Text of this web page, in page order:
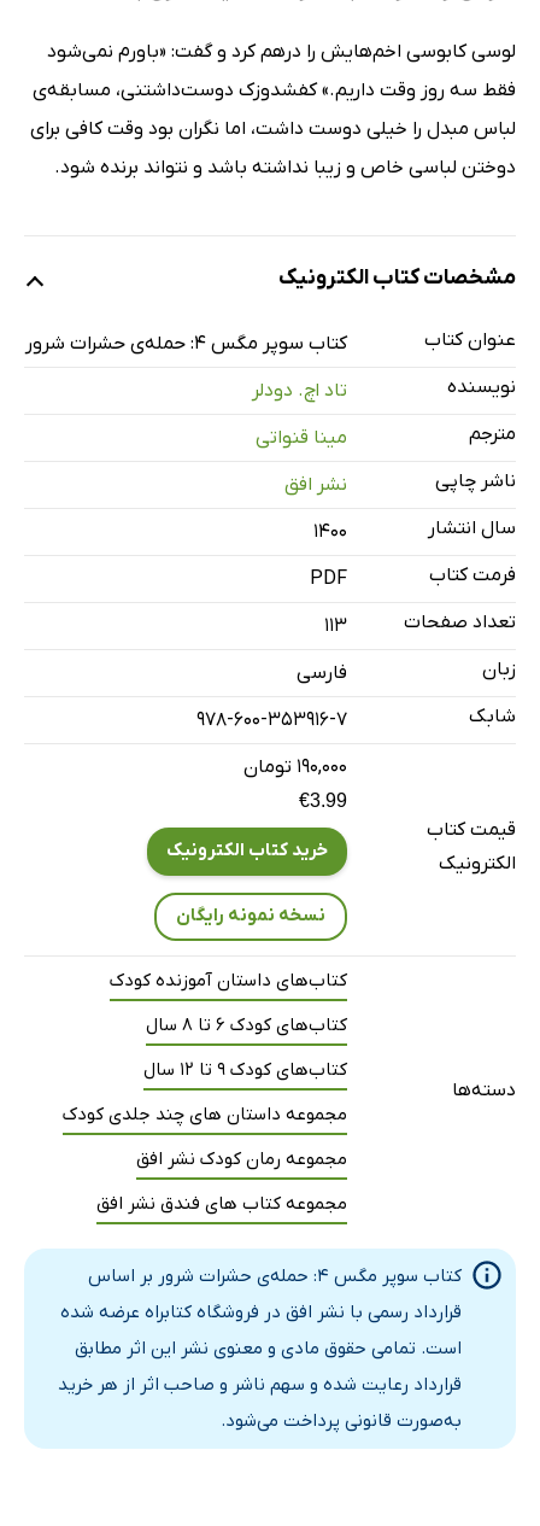
لوسی کابوسی اخم‌هایش را درهم کرد و گفت: «باورم نمی‌شود
فقط سه‌ روز وقت داریم.» کفشدوزک دوست‌داشتنی، مسابقه‌ی‌
لباس مبدل را خیلی دوست داشت، اما نگران بود وقت کافی برای
دوختن لباسی خاص و زیبا نداشته باشد و نتواند برنده شود.
مشخصات کتاب الکترونیک
عنوان کتاب
کتاب سوپر مگس 4: حمله‌ی حشرات شرور
نویسنده
تاد اچ. دودلر
مترجم
مینا قنواتی
ناشر چاپی
نشر افق
سال انتشار
۱۴۰۰
فرمت کتاب
PDF
تعداد صفحات
113
زبان
فارسی
شابک
978-600-353916-7
قیمت کتاب
الکترونیک
۱۹۰,۰۰۰ تومان
€3.99
خرید کتاب الکترونیک
نسخه نمونه رایگان
دسته‌ها
کتاب‌های داستان آموزنده کودک
کتاب‌های کودک 6 تا 8 سال
کتاب‌های کودک 9 تا 12 سال
مجموعه داستان های چند جلدی کودک
مجموعه رمان کودک نشر افق
مجموعه کتاب های فندق نشر افق
کتاب سوپر مگس 4: حمله‌ی حشرات شرور بر اساس
قرارداد رسمی با نشر افق در فروشگاه کتابراه عرضه شده
است. تمامی حقوق مادی و معنوی نشر این اثر مطابق
قرارداد رعایت شده و سهم ناشر و صاحب اثر از هر خرید
به‌صورت قانونی پرداخت می‌شود.